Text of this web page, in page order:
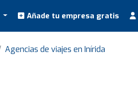
Añade tu empresa gratis
Agencias de viajes en Inírida